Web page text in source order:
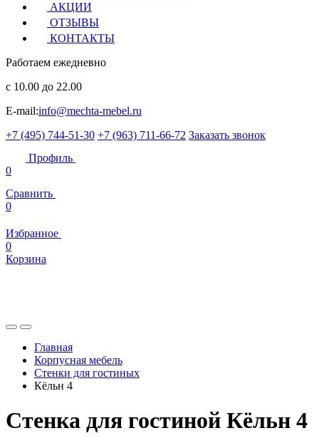
АКЦИИ
ОТЗЫВЫ
КОНТАКТЫ
Работаем ежедневно
с 10.00 до 22.00
E-mail:info@mechta-mebel.ru
+7 (495) 744-51-30 +7 (963) 711-66-72 Заказать звонок
Профиль
0
Сравнить
0
Избранное
0
Корзина
Главная
Корпусная мебель
Стенки для гостиных
Кёльн 4
Стенка для гостиной Кёльн 4